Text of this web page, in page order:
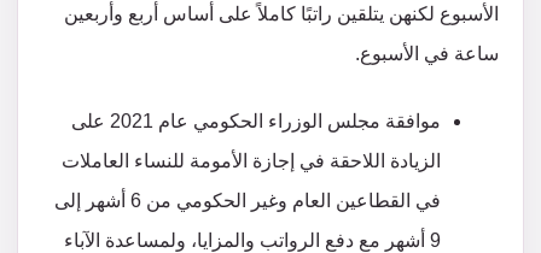
الأسبوع لكنهن يتلقين راتبًا كاملاً على أساس أربع وأربعين
ساعة في الأسبوع.
موافقة مجلس الوزراء الحكومي عام 2021 على
الزيادة اللاحقة في إجازة الأمومة للنساء العاملات
في القطاعين العام وغير الحكومي من 6 أشهر إلى
9 أشهر مع دفع الرواتب والمزايا، ولمساعدة الآباء